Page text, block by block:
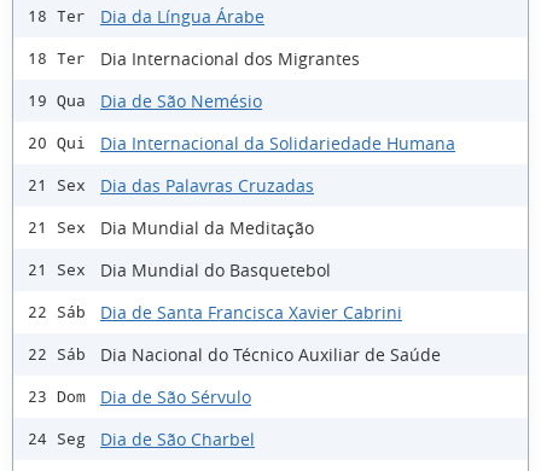
18 Ter Dia da Língua Árabe
18 Ter Dia Internacional dos Migrantes
19 Qua Dia de São Nemésio
20 Qui Dia Internacional da Solidariedade Humana
21 Sex Dia das Palavras Cruzadas
21 Sex Dia Mundial da Meditação
21 Sex Dia Mundial do Basquetebol
22 Sáb Dia de Santa Francisca Xavier Cabrini
22 Sáb Dia Nacional do Técnico Auxiliar de Saúde
23 Dom Dia de São Sérvulo
24 Seg
Dia de São Charbel